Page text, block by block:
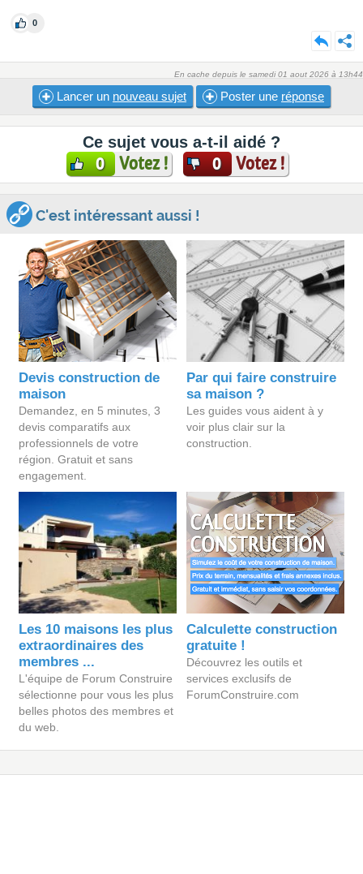
0
En cache depuis le samedi 01 aout 2026 à 13h44
Lancer un nouveau sujet Poster une réponse
Ce sujet vous a-t-il aidé ?
0 Votez ! 0 Votez !
C'est intéressant aussi !
Devis construction de
maison
Demandez, en 5 minutes, 3
devis comparatifs aux
professionnels de votre
région. Gratuit et sans
engagement.
Par qui faire construire
sa maison ?
Les guides vous aident à y
voir plus clair sur la
construction.
Les 10 maisons les plus
extraordinaires des
membres ...
L'équipe de Forum Construire
sélectionne pour vous les plus
belles photos des membres et
du web.
Calculette construction
gratuite !
Découvrez les outils et
services exclusifs de
ForumConstruire.com